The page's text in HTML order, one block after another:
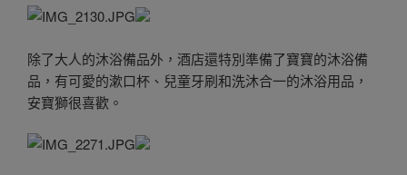
除了大人的沐浴備品外，酒店還特別準備了寶寶的沐浴備
品，有可愛的漱口杯、兒童牙刷和洗沐合一的沐浴用品，
安寶獅很喜歡。